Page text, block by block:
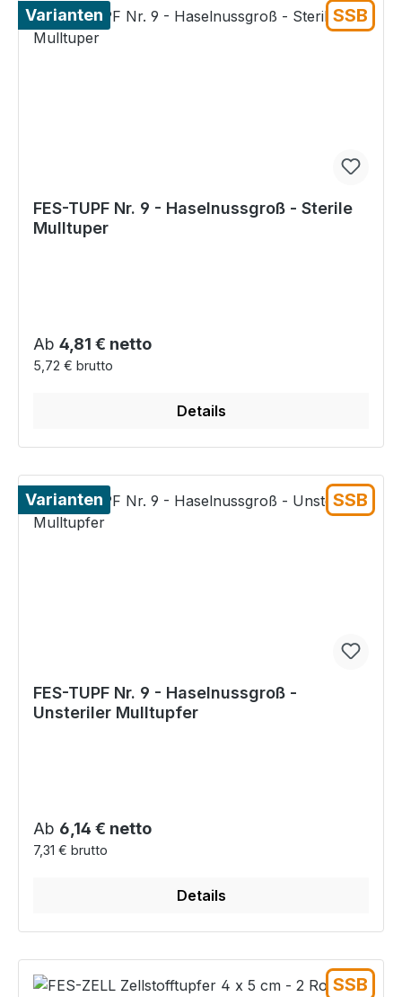
Varianten SSB
FES-TUPF Nr. 9 - Haselnussgroß - Sterile
Mulltuper
Regulärer Preis:
Ab 4,81 € netto
5,72 € brutto
Details
Varianten SSB
FES-TUPF Nr. 9 - Haselnussgroß -
Unsteriler Mulltupfer
Regulärer Preis:
Ab 6,14 € netto
7,31 € brutto
Details
SSB